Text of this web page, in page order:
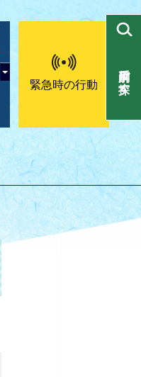
緊急時の行動 目的別で探す